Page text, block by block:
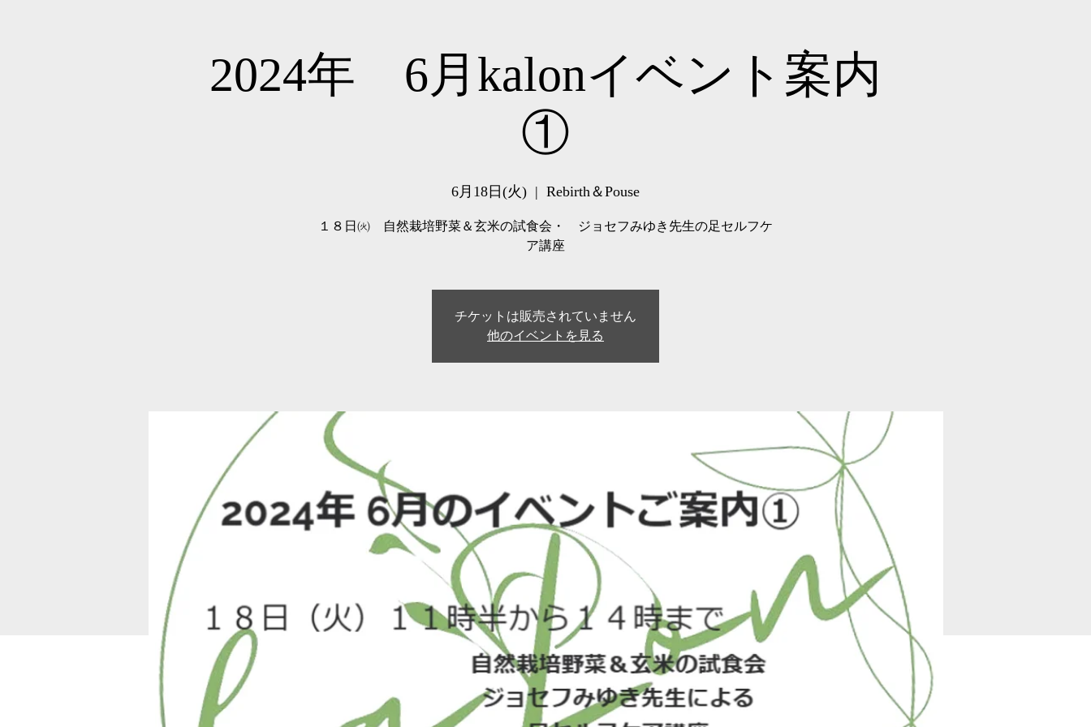
2024年 6月kalonイベント案内
①
6月18日(火)
  |
Rebirth＆Pouse
１８日㈫ 自然栽培野菜＆玄米の試食会・ ジョセフみゆき先生の足セルフケ
ア講座
チケットは販売されていません
他のイベントを見る